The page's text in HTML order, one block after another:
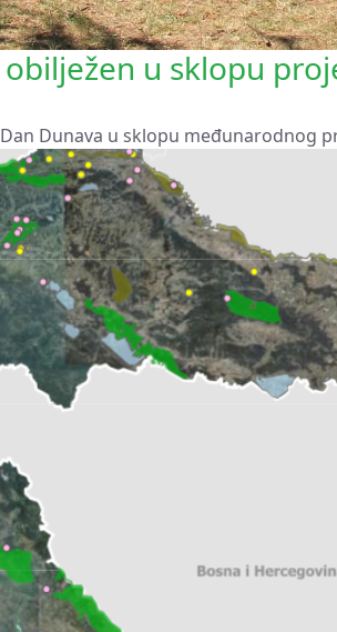
u sklopu
Dunava u sklopu međunarodnog